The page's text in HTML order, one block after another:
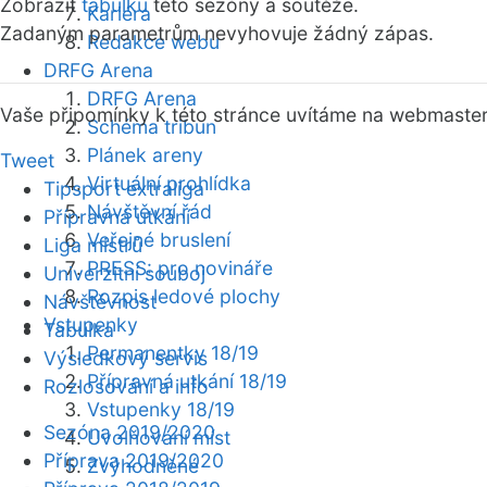
Kariéra
Redakce webu
DRFG Arena
DRFG Arena
Schéma tribun
Plánek areny
Virtuální prohlídka
Návštěvní řád
Veřejné bruslení
PRESS: pro novináře
Rozpis ledové plochy
Vstupenky
Permanentky 18/19
Přípravná utkání 18/19
Vstupenky 18/19
Uvolňování míst
Zvýhodněné
Zobrazit tabulku této sezóny a soutěže.
Zadaným parametrům nevyhovuje žádný zápas.
Vaše připomínky k této stránce uvítáme na webmaster
Tweet
Tipsport extraliga
Přípravná utkání
Liga mistrů
Univerzitní souboj
Návštěvnost
Tabulka
Výsledkový servis
Rozlosování a info
Sezóna 2019/2020
Příprava 2019/2020